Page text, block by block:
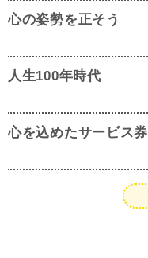
心の姿勢を正そう
人生100年時代
心を込めたサービス券